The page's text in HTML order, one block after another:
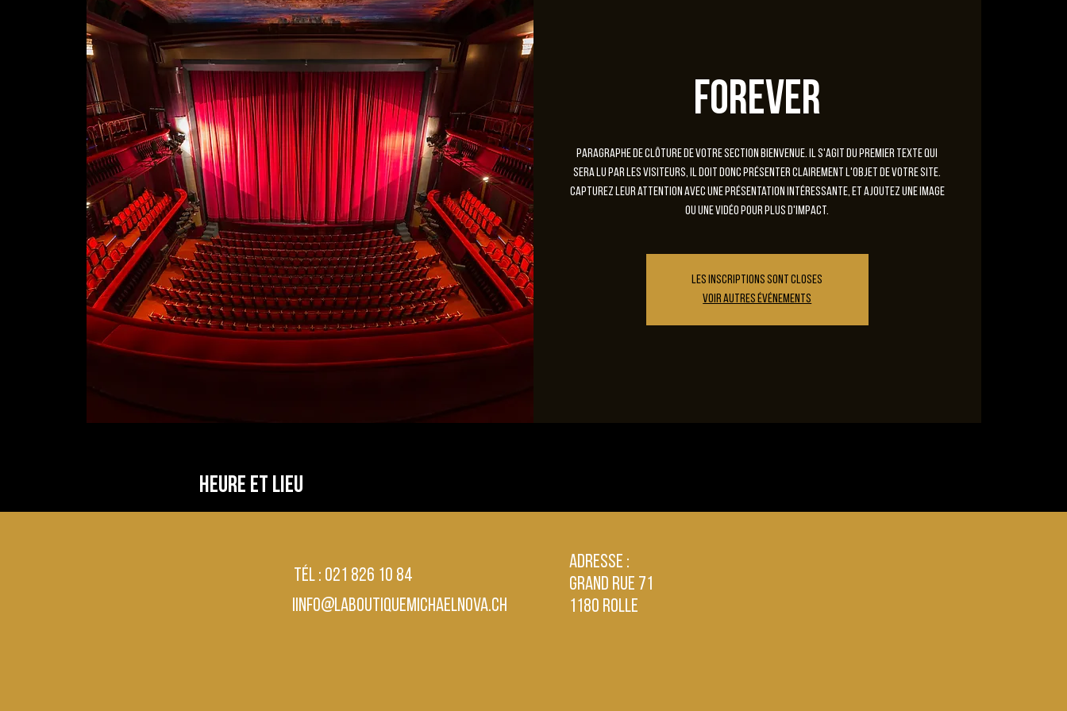
Forever
Paragraphe de clôture de votre section Bienvenue. Il s'agit du premier texte qui
sera lu par les visiteurs, il doit donc présenter clairement l'objet de votre site.
Capturez leur attention avec une présentation intéressante, et ajoutez une image
ou une vidéo pour plus d'impact.
Les inscriptions sont closes
Voir autres événements
Heure et lieu
Partager cet événement
Tél : 021 826 10 84
iinfo@laboutiquemichaelnova.ch
Adresse :
Grand Rue 71
1180 Rolle